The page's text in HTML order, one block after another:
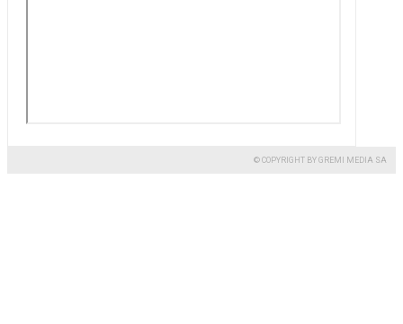
© COPYRIGHT BY GREMI MEDIA SA